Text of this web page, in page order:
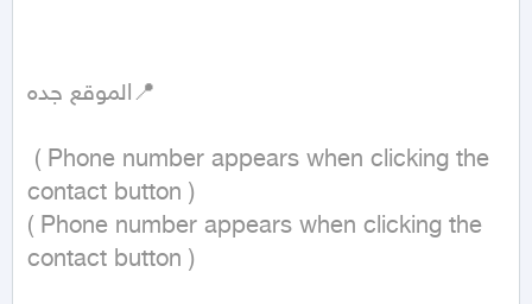
الموقع جده📍
contact button )
( Phone number appears when clicking the
contact button )